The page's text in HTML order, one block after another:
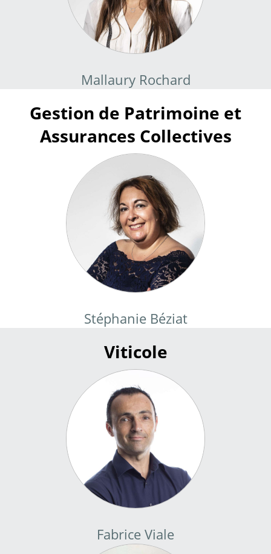
Mallaury Rochard
Gestion de Patrimoine et
Assurances Collectives
Stéphanie Béziat
Viticole
Fabrice Viale